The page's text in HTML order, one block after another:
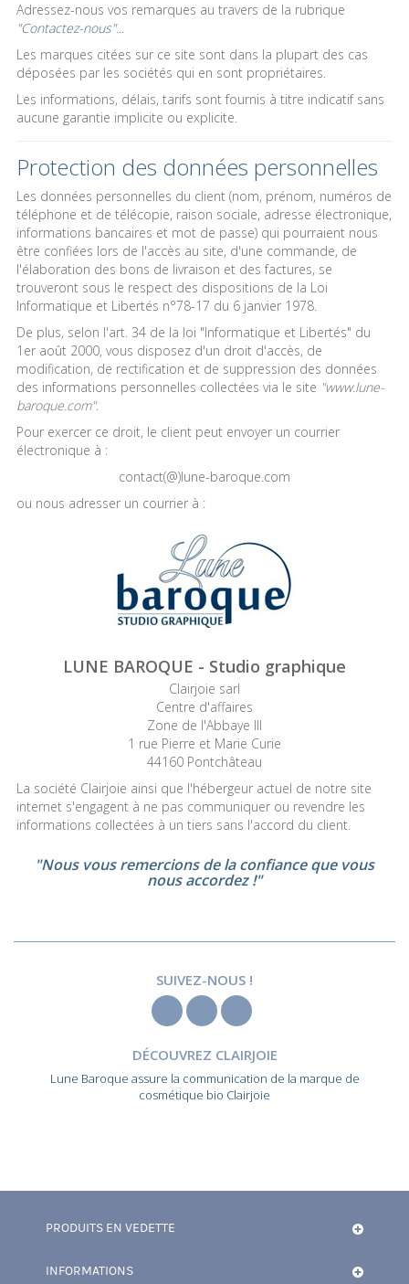
Adressez-nous vos remarques au travers de la rubrique
"Contactez-nous"...
Les marques citées sur ce site sont dans la plupart des cas
déposées par les sociétés qui en sont propriétaires.
Les informations, délais, tarifs sont fournis à titre indicatif sans
aucune garantie implicite ou explicite.
Protection des données personnelles
Les données personnelles du client (nom, prénom, numéros de
téléphone et de télécopie, raison sociale, adresse électronique,
informations bancaires et mot de passe) qui pourraient nous
être confiées lors de l'accès au site, d'une commande, de
l'élaboration des bons de livraison et des factures, se
trouveront sous le respect des dispositions de la Loi
Informatique et Libertés n°78-17 du 6 janvier 1978.
De plus, selon l'art. 34 de la loi "Informatique et Libertés" du
1er août 2000, vous disposez d'un droit d'accès, de
modification, de rectification et de suppression des données
des informations personnelles collectées via le site "www.lune-
baroque.com".
Pour exercer ce droit, le client peut envoyer un courrier
électronique à :
contact(@)lune-baroque.com
ou nous adresser un courrier à :
LUNE BAROQUE - Studio graphique
Clairjoie sarl
Centre d'affaires
Zone de l'Abbaye III
1 rue Pierre et Marie Curie
44160 Pontchâteau
La société Clairjoie ainsi que l'hébergeur actuel de notre site
internet s'engagent à ne pas communiquer ou revendre les
informations collectées à un tiers sans l'accord du client.
"Nous vous remercions de la confiance que vous
nous accordez !"
SUIVEZ-NOUS !
DÉCOUVREZ CLAIRJOIE
Lune Baroque assure la communication de la marque de
cosmétique bio Clairjoie
PRODUITS EN VEDETTE
INFORMATIONS